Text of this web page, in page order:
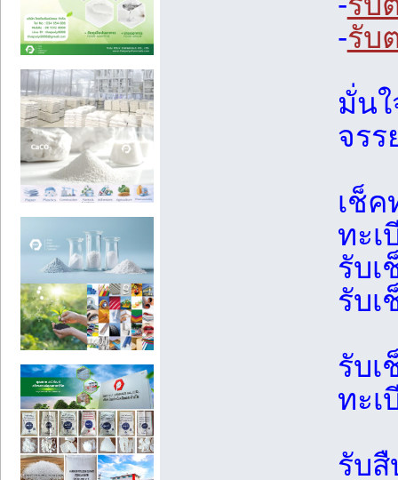
-รับ
มั่น
จร
เช็
ทะเ
รับเ
รับ
รับเ
ทะเ
รับสื